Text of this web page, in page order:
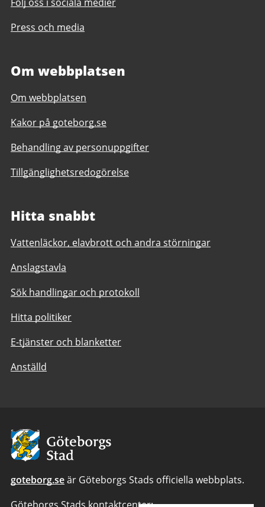
Press och media
Om webbplatsen
Om webbplatsen
Kakor på goteborg.se
Behandling av personuppgifter
Tillgänglighetsredogörelse
Hitta snabbt
Vattenläckor, elavbrott och andra störningar
Anslagstavla
Sök handlingar och protokoll
Hitta politiker
E-tjänster och blanketter
Anställd
Avsändare:
Göteborgs
Stad
goteborg.seär Göteborgs Stads officiella webbplats.